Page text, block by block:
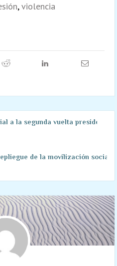
,violencia
a la segunda vuelta presidencial
de la movilización social